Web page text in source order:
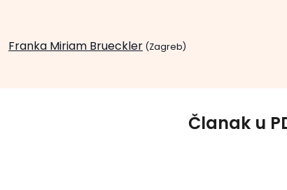
Franka Miriam Brueckler (Zagreb)
Članak u